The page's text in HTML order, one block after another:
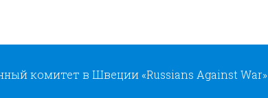
комитет в Швеции «Russians Against War»